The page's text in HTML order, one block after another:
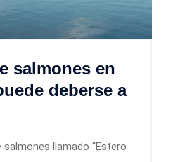
salmones en
deberse a
llamado “Estero